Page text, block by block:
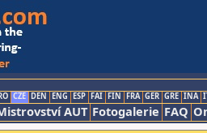
CZE DEN ENG ESP FAI FIN FRA GER GRE INA
AUT Fotogalerie FAQ